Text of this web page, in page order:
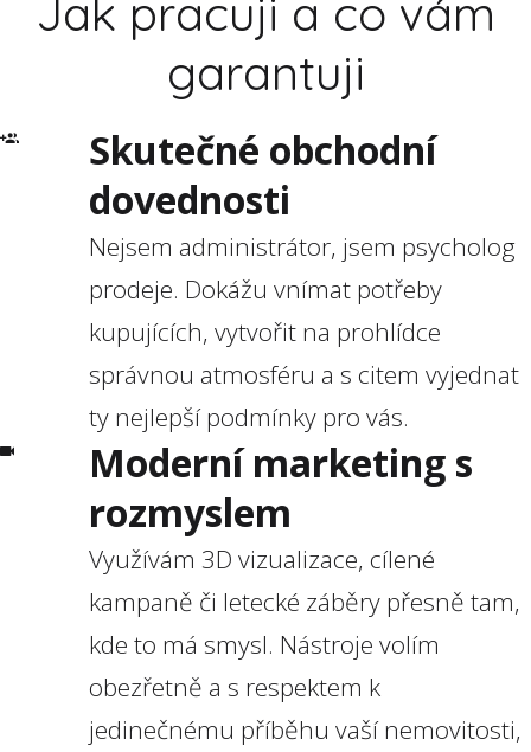
Jak pracuji a co vám
garantuji
Skutečné obchodní
dovednosti
Nejsem administrátor, jsem psycholog
prodeje. Dokážu vnímat potřeby
kupujících, vytvořit na prohlídce
správnou atmosféru a s citem vyjednat
ty nejlepší podmínky pro vás.
Moderní marketing s
rozmyslem
Využívám 3D vizualizace, cílené
kampaně či letecké záběry přesně tam,
kde to má smysl. Nástroje volím
obezřetně a s respektem k
jedinečnému příběhu vaší nemovitosti,